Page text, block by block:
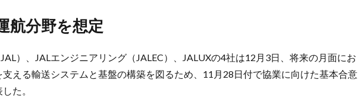
航分野を想定
）、JALエンジニアリング（JALEC）、JALUXの4社は12月3日、将来の月面にお
える輸送システムと基盤の構築を図るため、11月28日付で協業に向けた基本合意
た。